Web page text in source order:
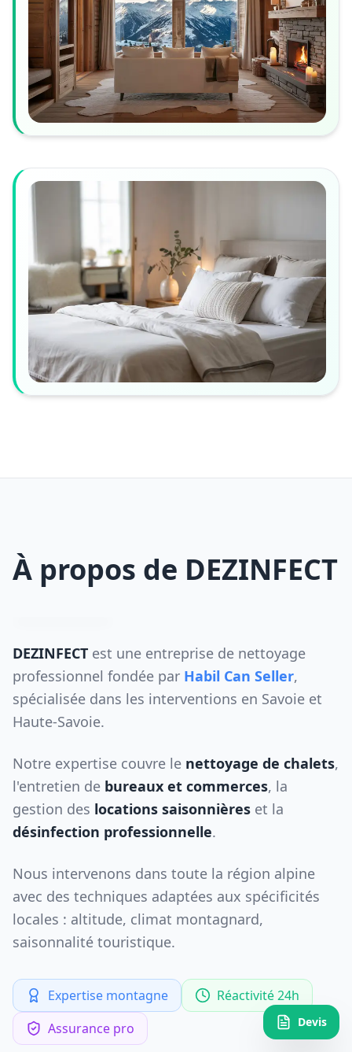
À propos de DEZINFECT
DEZINFECT est une entreprise de nettoyage
professionnel fondée par Habil Can Seller,
spécialisée dans les interventions en Savoie et
Haute-Savoie.
Notre expertise couvre le nettoyage de chalets,
l'entretien de bureaux et commerces, la
gestion des locations saisonnières et la
désinfection professionnelle.
Nous intervenons dans toute la région alpine
avec des techniques adaptées aux spécificités
locales : altitude, climat montagnard,
saisonnalité touristique.
Expertise montagne
Réactivité 24h
Assurance pro
Devis